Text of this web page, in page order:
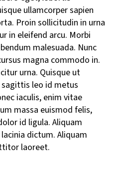
ullamcorper sapien
Proin sollicitudin in urna
in eleifend arcu. Morbi
malesuada. Nunc
magna commodo in.
urna. Quisque ut
sagittis leo id metus
iaculis, enim vitae
massa euismod felis,
id ligula. Aliquam
dictum. Aliquam
laoreet.